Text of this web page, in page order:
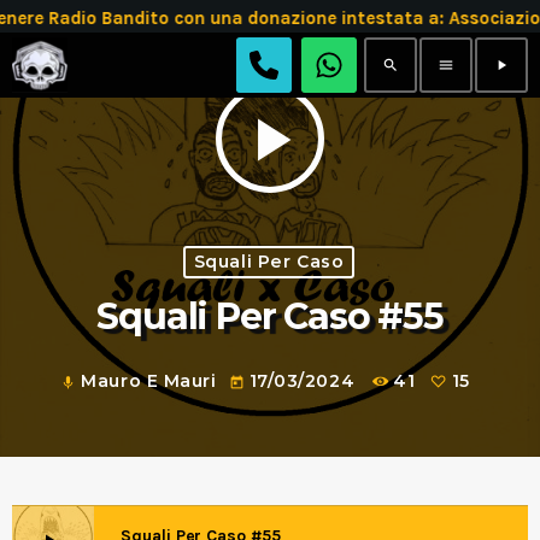
Radio Bandito con una donazione intestata a:
search menu play_arrow
play_arrow
Squali Per Caso
Squali Per Caso #55
mic Mauro E Mauri today 17/03/2024 41 15